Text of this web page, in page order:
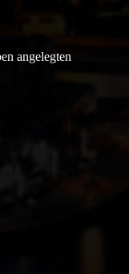
angelegten